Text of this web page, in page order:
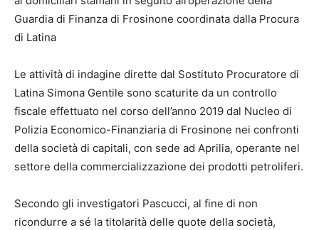
Guardia di Finanza di Frosinone coordinata dalla Procura
di Latina
Le attività di indagine dirette dal Sostituto Procuratore di
Latina Simona Gentile sono scaturite da un controllo
fiscale effettuato nel corso dell’anno 2019 dal Nucleo di
Polizia Economico-Finanziaria di Frosinone nei confronti
della società di capitali, con sede ad Aprilia, operante nel
settore della commercializzazione dei prodotti petroliferi.
Secondo gli investigatori Pascucci, al fine di non
ricondurre a sé la titolarità delle quote della società,